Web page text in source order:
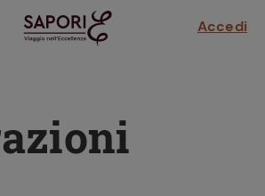
Accedi